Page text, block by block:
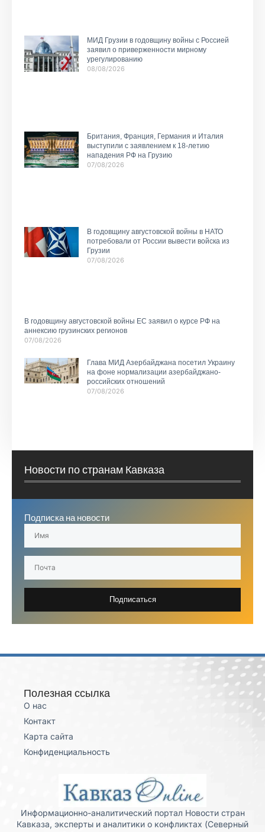
МИД Грузии в годовщину войны с Россией
заявил о приверженности мирному
урегулированию
08/08/2026
Британия, Франция, Германия и Италия
выступили с заявлением к 18-летию
нападения РФ на Грузию
07/08/2026
В годовщину августовской войны в НАТО
потребовали от России вывести войска из
Грузии
07/08/2026
В годовщину августовской войны ЕС заявил о курсе РФ на
аннексию грузинских регионов
07/08/2026
Глава МИД Азербайджана посетил Украину
на фоне нормализации азербайджано-
российских отношений
07/08/2026
Новости по странам Кавказа
Подписка на новости
Подписаться
Полезная ссылка
О нас
Контакт
Карта сайта
Конфиденциальность
Информационно-аналитический портал Новости стран
Кавказа, эксперты и аналитики о конфликтах (Северный